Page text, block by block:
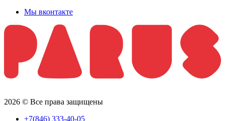
Мы вконтакте
2026 © Все права защищены
+7(846) 333-40-05